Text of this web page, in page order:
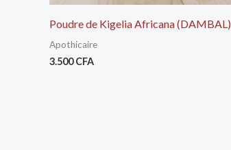
Poudre de Kigelia Africana (DAMBAL)
Apothicaire
3.500CFA